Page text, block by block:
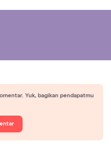
Yuk, bagikan pendapatmu